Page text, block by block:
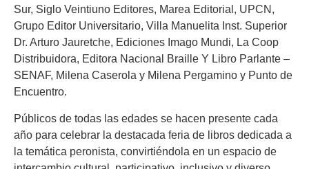
Sur, Siglo Veintiuno Editores, Marea Editorial, UPCN,
Grupo Editor Universitario, Villa Manuelita Inst. Superior
Dr. Arturo Jauretche, Ediciones Imago Mundi, La Coop
Distribuidora, Editora Nacional Braille Y Libro Parlante –
SENAF, Milena Caserola y Milena Pergamino y Punto de
Encuentro.
Públicos de todas las edades se hacen presente cada
año para celebrar la destacada feria de libros dedicada a
la temática peronista, convirtiéndola en un espacio de